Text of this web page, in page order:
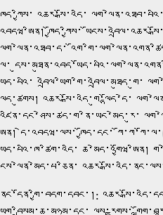
ཁྱོད་ཀྱིས་ འཆར་སྒོ་འདི་
འབདཝ་ཨིན། ཁྱོད་ཀྱིས་ ཡོངས་འབྲེལ་འཆར་སྒོ་
ལག་ལེན་འཐབ་ད་
ལུ་
ཡོད་པའི་ འབྲེལ་ཡིག་གི་འབྲེལ་མཐུད་གུ་
ལྷོད་ཚུགས། འཆར་སྒོ་འདི་གུ་ལྷོད་དེ་
འཛིན་དང་ཤེས་ཚད་ག་ནི་ཡང་མེད་རུ་
ཨིན། དེ་འབདཝ་ལས་ ཁྱོད་དང་
ཡོད་པའི་ཁ་ཚིག་འདི་ ཆ་མེད་འགྱོཝ་ཨིན།
ངོས་ལེན་མེད་པ་ཅིན་
ནང་དོན་གྱི་བདག་དབང་།:
ཡིག་བྲིསམ་ཆ་མཉམ་དང་ ལས་རྟགས་